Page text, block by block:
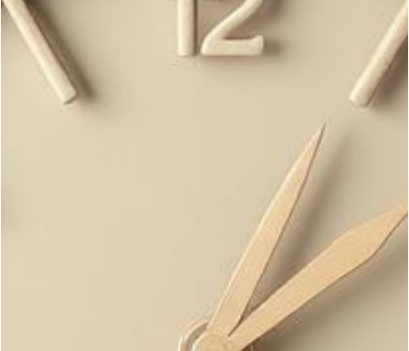
Curso de sushi en Aguascalientes
Curso de tacos de canasta en Aguascalientes
Curso de pasteles básicos en Aguascalientes
Curso de decoración de galletas en Aguascalientes
Curso de pasteles para diabeticos en Aguascalientes
Curso de galletas crumbl en Aguascalientes
Curso de pastel tendencia en Aguascalientes
Curso de jabones terapéuticos y artesanales en